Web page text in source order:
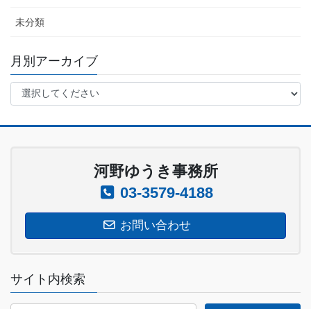
未分類
月別アーカイブ
河野ゆうき事務所
03-3579-4188
お問い合わせ
サイト内検索